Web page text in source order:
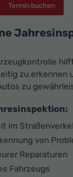
Termin buchen
zu erkennen
zu
im
von
Reparaturen
Fahrzeugs